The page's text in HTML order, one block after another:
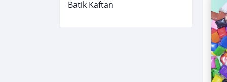
Batik Kaftan